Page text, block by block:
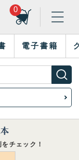
0
電子書籍
チェック！